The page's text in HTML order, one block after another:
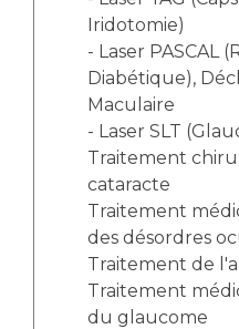
Iridotomie)
- Laser PASCAL
Diabétique),
Maculaire
- Laser SLT
Traitement
cataracte
Traitement
des désordres
Traitement de
Traitement
du glaucome